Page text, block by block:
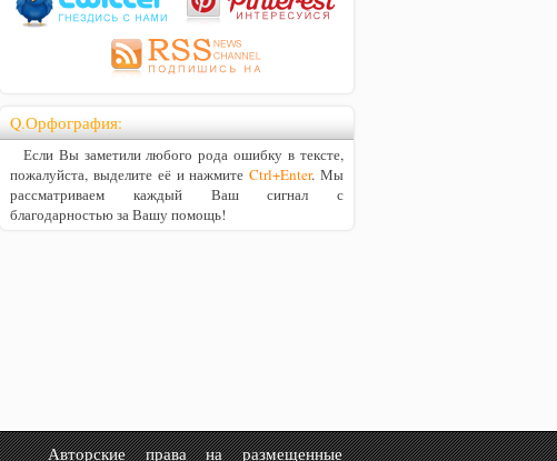
Q.Орфография:
Если Вы заметили любого рода ошибку в тексте,
пожалуйста, выделите её и нажмитеCtrl+Enter. Мы
рассматриваем каждый Ваш сигнал с
благодарностью за Вашу помощь!
Авторские права на размещенные